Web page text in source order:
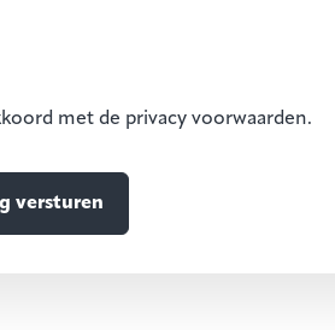
met de privacy voorwaarden.